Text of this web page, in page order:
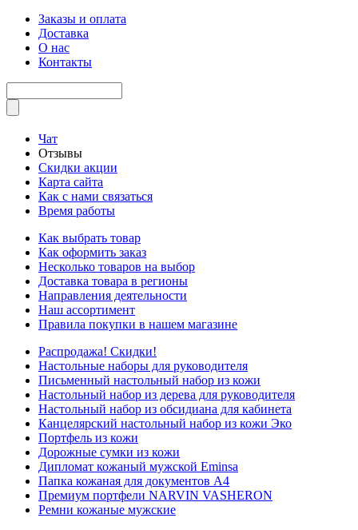
Заказы и оплата
Доставка
О нас
Контакты
Чат
Отзывы
Скидки акции
Карта сайта
Как с нами связаться
Время работы
Как выбрать товар
Как оформить заказ
Несколько товаров на выбор
Доставка товара в регионы
Направления деятельности
Наш ассортимент
Правила покупки в нашем магазине
Распродажа! Скидки!
Настольные наборы для руководителя
Письменный настольный набор из кожи
Настольный набор из дерева для руководителя
Настольный набор из обсидиана для кабинета
Канцелярский настольный набор из кожи Эко
Портфель из кожи
Дорожные сумки из кожи
Дипломат кожаный мужской Eminsa
Папка кожаная для документов А4
Премиум портфели NARVIN VASHERON
Ремни кожаные мужские